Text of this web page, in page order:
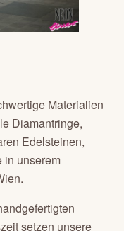
Materialien
Diamantringe,
Edelsteinen,
in unserem
setzen unsere